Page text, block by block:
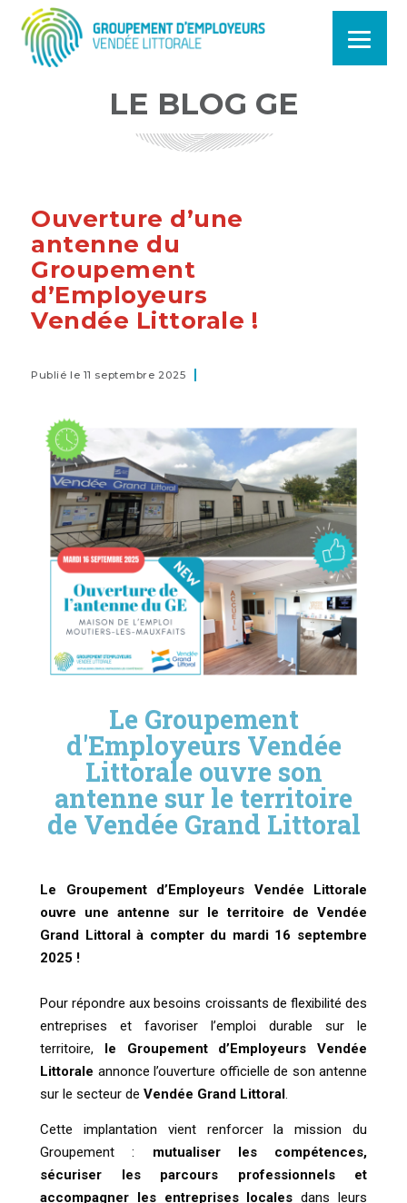
LE BLOG GE
Ouverture d’une
antenne du
Groupement
d’Employeurs
Vendée Littorale !
Publié le 11 septembre 2025
Le Groupement
d'Employeurs Vendée
Littorale ouvre son
antenne sur le territoire
de Vendée Grand Littoral
Le Groupement d’Employeurs Vendée Littorale
ouvre une antenne sur le territoire de Vendée
Grand Littoral à compter du mardi 16 septembre
2025 !
Pour répondre aux besoins croissants de flexibilité des
entreprises et favoriser l’emploi durable sur le
territoire, le Groupement d’Employeurs Vendée
Littorale annonce l’ouverture officielle de son antenne
sur le secteur de Vendée Grand Littoral.
Cette implantation vient renforcer la mission du
Groupement : mutualiser les compétences,
sécuriser les parcours professionnels et
accompagner les entreprises locales dans leurs